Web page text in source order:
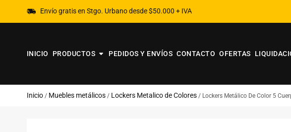
Envío gratis en Stgo. Urbano desde $50.000 + IVA
INICIO PRODUCTOS PEDIDOS Y ENVÍOS CONTACTO OFERTAS
Inicio/ Muebles metálicos/ Lockers Metalico de Colores/ Lockers Metálico De Color 5